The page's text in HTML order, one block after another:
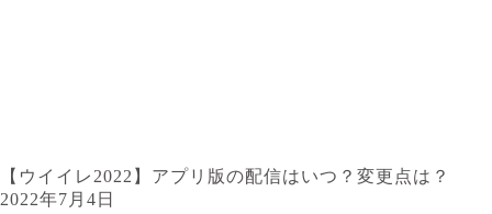
【ウイイレ2022】アプリ版の配信はいつ？変更点は？
2022年7月4日